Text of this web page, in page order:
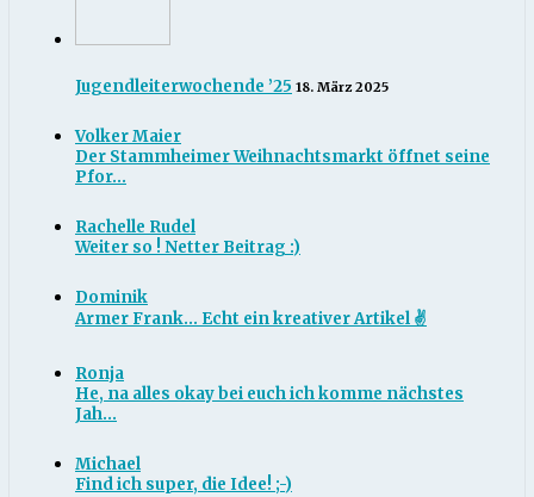
Jugendleiterwochende ’25 18. März 2025
Volker Maier
Der Stammheimer Weihnachtsmarkt öffnet seine
Pfor...
Rachelle Rudel
Weiter so ! Netter Beitrag :)
Dominik
Armer Frank... Echt ein kreativer Artikel ✌
Ronja
He, na alles okay bei euch ich komme nächstes
Jah...
Michael
Find ich super, die Idee! ;-)